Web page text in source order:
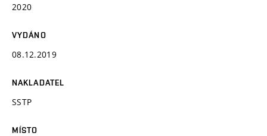
2020
VYDÁNO
08.12.2019
NAKLADATEL
SSTP
MÍSTO